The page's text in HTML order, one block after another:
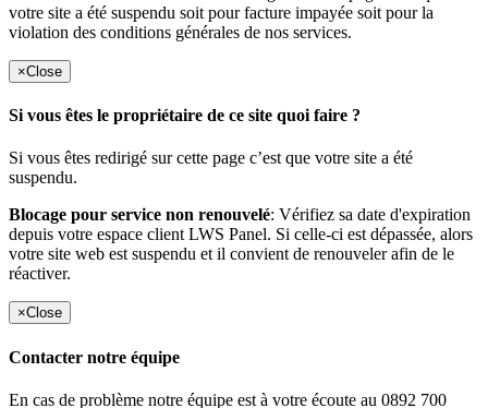
votre site a été suspendu soit pour facture impayée soit pour la
violation des conditions générales de nos services.
×Close
Si vous êtes le propriétaire de ce site quoi faire ?
Si vous êtes redirigé sur cette page c’est que votre site a été
suspendu.
Blocage pour service non renouvelé: Vérifiez sa date d'expiration
depuis votre espace client LWS Panel. Si celle-ci est dépassée, alors
votre site web est suspendu et il convient de renouveler afin de le
réactiver.
×Close
Contacter notre équipe
En cas de problème notre équipe est à votre écoute au 0892 700